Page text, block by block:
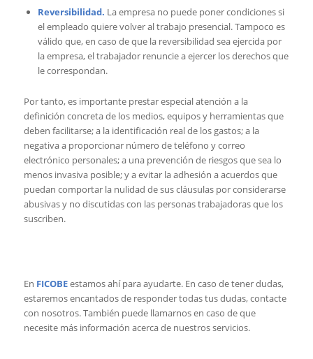
Reversibilidad. La empresa no puede poner condiciones si
el empleado quiere volver al trabajo presencial. Tampoco es
válido que, en caso de que la reversibilidad sea ejercida por
la empresa, el trabajador renuncie a ejercer los derechos que
le correspondan.
Por tanto, es importante prestar especial atención a la
definición concreta de los medios, equipos y herramientas que
deben facilitarse; a la identificación real de los gastos; a la
negativa a proporcionar número de teléfono y correo
electrónico personales; a una prevención de riesgos que sea lo
menos invasiva posible; y a evitar la adhesión a acuerdos que
puedan comportar la nulidad de sus cláusulas por considerarse
abusivas y no discutidas con las personas trabajadoras que los
suscriben.
En FICOBEestamos ahí para ayudarte. En caso de tener dudas,
estaremos encantados de responder todas tus dudas, contacte
con nosotros. También puede llamarnos en caso de que
necesite más información acerca de nuestros servicios.